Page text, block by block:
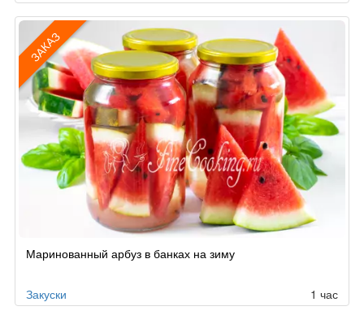
ЗАКАЗ
поМаринованный арбуз в банках на зиму
Закуски 1 час